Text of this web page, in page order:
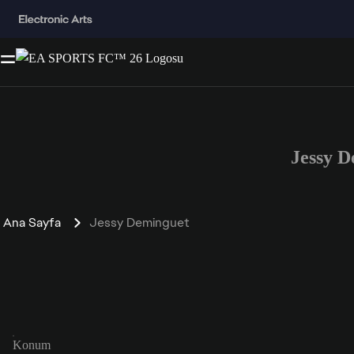
Jessy
Ana Sayfa Jessy Deminguet
Konum